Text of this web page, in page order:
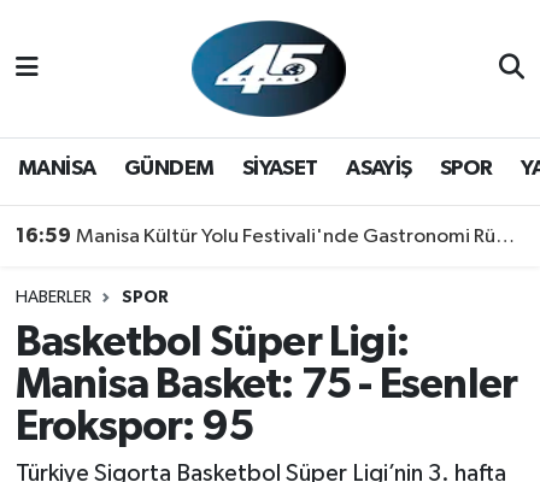
MANİSA GÜNDEM SİYASET ASAYİŞ SPOR
16:59 Manisa Kültür Yolu Festivali'nde Gastronomi Rüzgarı: Lezzetin Yıldızı "Manisa Kebabı" Oldu!
HABERLER SPOR
Basketbol Süper Ligi:
Manisa Basket: 75 - Esenler
Erokspor: 95
Türkiye Sigorta Basketbol Süper Ligi’nin 3. hafta
GÜNDEM
SPOR
YAŞAM
RESMİ REKLAM
Hava Durumu
Trafik Durumu
Son Dakika Haberleri
Haber Arşivi